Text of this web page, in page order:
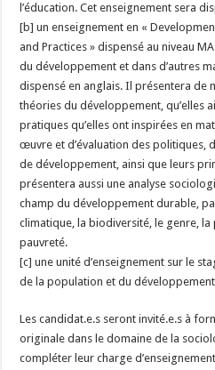
l’éducation. Cet enseignement sera
[b] un enseignement en «
and Practices » dispensé au niveau
du développement et dans d’autres
dispensé en anglais. Il présentera de
théories du développement, qu’elles
pratiques qu’elles ont inspirées en
œuvre et d’évaluation des politiques,
de développement, ainsi que leurs
présentera aussi une analyse
champ du développement durable,
climatique, la biodiversité, le genre,
pauvreté.
[c] une unité d’enseignement sur le
de la population et du
Les candidat.e.s seront invité.e.s à
originale dans le domaine de la
compléter leur charge